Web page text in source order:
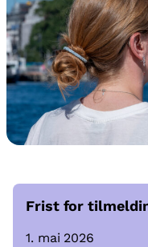
Frist for
1. mai 2026